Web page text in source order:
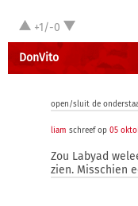
+1/-0
DonVito
open/sluit de
liam schreef op 05
Zou Labyad
zien. Misschien